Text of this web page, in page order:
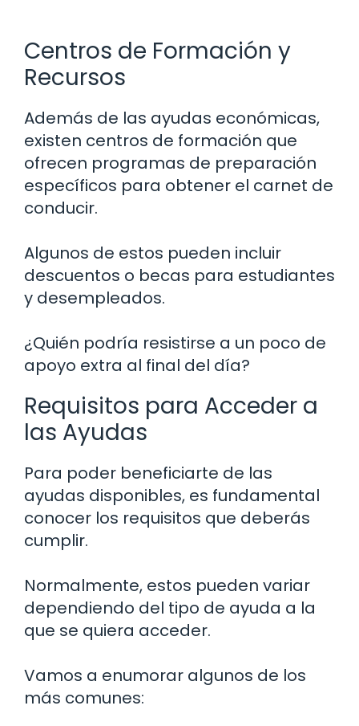
Centros de Formación y
Recursos
Además de las ayudas económicas,
existen centros de formación que
ofrecen programas de preparación
específicos para obtener el carnet de
conducir.
Algunos de estos pueden incluir
descuentos o becas para estudiantes
y desempleados.
¿Quién podría resistirse a un poco de
apoyo extra al final del día?
Requisitos para Acceder a
las Ayudas
Para poder beneficiarte de las
ayudas disponibles, es fundamental
conocer los requisitos que deberás
cumplir.
Normalmente, estos pueden variar
dependiendo del tipo de ayuda a la
que se quiera acceder.
Vamos a enumorar algunos de los
más comunes: